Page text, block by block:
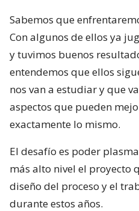
Sabemos que
Con algunos de ellos ya
y tuvimos buenos
entendemos que ellos
nos van a estudiar y que
aspectos que pueden
exactamente lo mismo.
El desafío es poder
más alto nivel el proyecto
diseño del proceso y el
durante estos años.